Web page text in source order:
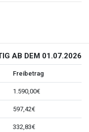
AB DEM 01.07.2026
Freibetrag
1.590,00€
597,42€
332,83€